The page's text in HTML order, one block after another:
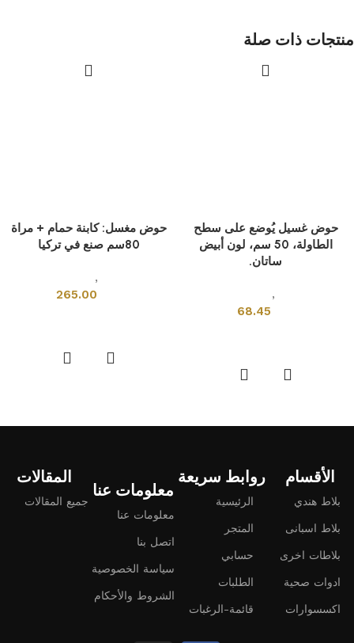
منتجات ذات صلة
حوض غسيل يُوضع على سطح
الطاولة، 50 سم، لون أبيض
ساتان.
,
68.45
حوض مغسل: كابنة حمام + مراة
80سم صنع في تركيا
,
265.00
المقالات
جميع المقالات
معلومات عنا
معلومات عنا
اتصل بنا
سياسة الخصوصية
الشروط والأحكام
روابط سريعة
الرئيسية
المتجر
حسابي
الطلبات
قائمة-الرغبات
الأقسام
بلاط هندي
بلاط اسبانى
بلاطات اخرى
ادوات صحية
اكسسوارات